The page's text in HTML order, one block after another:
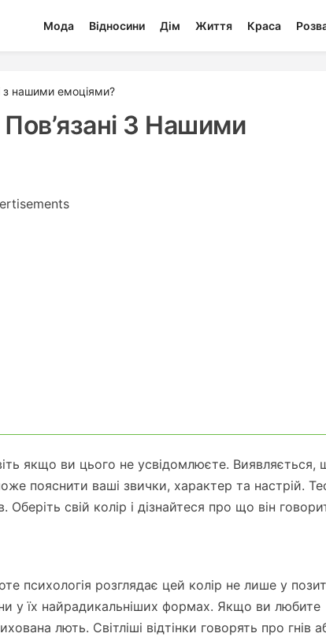
Мода Відносини Дім Життя Краса
з нашими емоціями?
З Нашими
якщо ви цього не усвідомлюєте. Виявляється,
пояснити ваші звички, характер та настрій.
свій колір і дізнайтеся про що він
психологія розглядає цей колір не лише у
у їх найрадикальніших формах. Якщо ви любите
лють. Світліші відтінки говорять про гнів